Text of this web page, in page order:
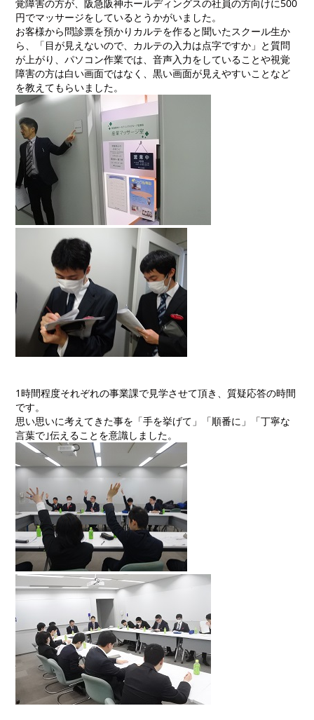
覚障害の方が、阪急阪神ホールディングスの社員の方向けに500
円でマッサージをしているとうかがいました。
お客様から問診票を預かりカルテを作ると聞いたスクール生か
ら、「目が見えないので、カルテの入力は点字ですか」と質問
が上がり、パソコン作業では、音声入力をしていることや視覚
障害の方は白い画面ではなく、黒い画面が見えやすいことなど
を教えてもらいました。
1時間程度それぞれの事業課で見学させて頂き、質疑応答の時間
です。
思い思いに考えてきた事を「手を挙げて」「順番に」「丁寧な
言葉で｣伝えることを意識しました。